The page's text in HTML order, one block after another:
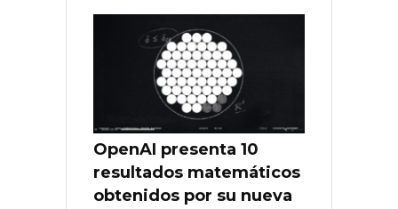
OpenAI presenta 10
resultados matemáticos
obtenidos por su nueva